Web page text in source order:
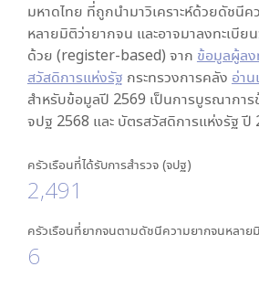
มหาดไทย ที่ถูกนำมาวิเคราะห์ด้วยดัชนีค
หลายมิติว่ายากจน และอาจมาลงทะเบีย
ด้วย (register-based) จาก ข้อมูลผู้ลง
สวัสดิการแห่งรัฐ กระทรวงการคลัง อ่า
สำหรับข้อมูลปี 2569 เป็นการบูรณาการ
จปฐ 2568 และ บัตรสวัสดิการแห่งรัฐ ปี
ครัวเรือนที่ได้รับการสำรวจ (จปฐ)
2,491
ครัวเรือนที่ยากจนตามดัชนีความยากจนหลา
6